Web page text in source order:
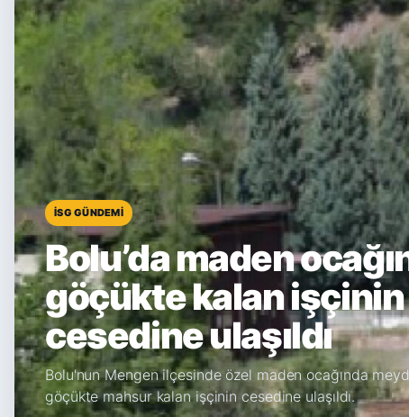
İSG GÜNDEMI
Bolu’da maden
göçükte kalan işçinin
cesedine ulaşıldı
Bolu'nun Mengen ilçesinde özel maden ocağında
göçükte mahsur kalan işçinin cesedine ulaşıldı.